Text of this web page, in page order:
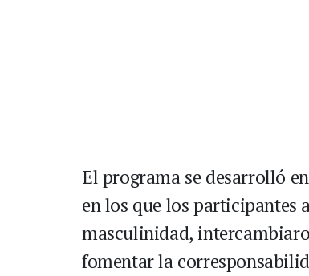
El programa se desarrolló
en los que los participantes
masculinidad,
fomentar la